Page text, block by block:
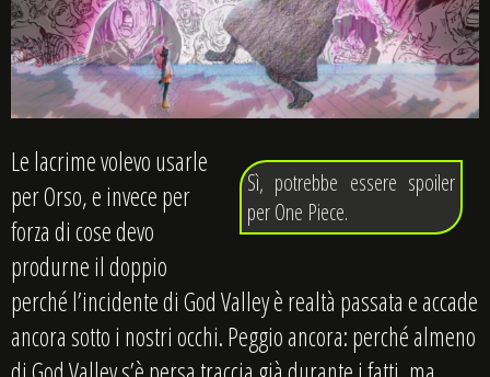
Sì, potrebbe essere spoiler
per One Piece.
Le lacrime volevo usarle
per Orso, e invece per
forza di cose devo
produrne il doppio
perché l’incidente di God Valley è realtà passata e accade
ancora sotto i nostri occhi. Peggio ancora: perché almeno